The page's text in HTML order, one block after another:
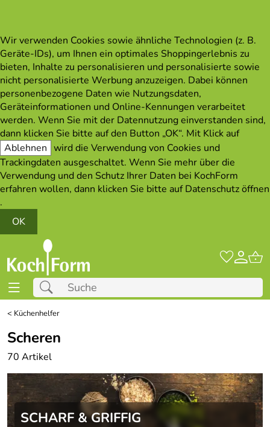
Wir verwenden Cookies sowie ähnliche Technologien (z. B.
Geräte-IDs), um Ihnen ein optimales Shoppingerlebnis zu
bieten, Inhalte zu personalisieren und personalisierte sowie
nicht personalisierte Werbung anzuzeigen. Dabei können
personenbezogene Daten wie Nutzungsdaten,
Geräteinformationen und Online-Kennungen verarbeitet
werden. Wenn Sie mit der Datennutzung einverstanden sind,
dann klicken Sie bitte auf den Button „OK“. Mit Klick auf
Ablehnen wird die Verwendung von Cookies und
Trackingdaten ausgeschaltet. Wenn Sie mehr über die
Verwendung und den Schutz Ihrer Daten bei KochForm
erfahren wollen, dann klicken Sie bitte aufDatenschutz öffnen
.
OK
< Küchenhelfer
Scheren
70 Artikel
SCHARF & GRIFFIG